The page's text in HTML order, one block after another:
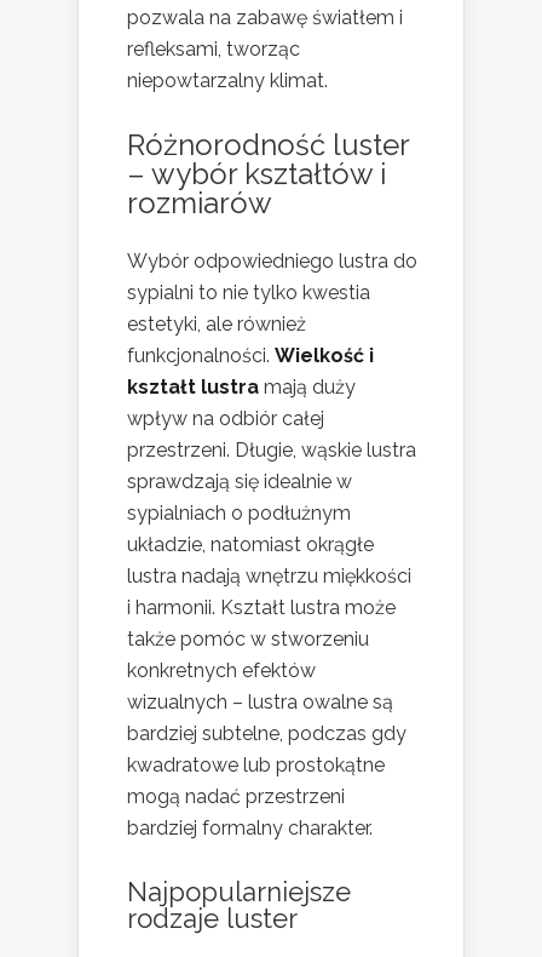
pozwala na zabawę światłem i
refleksami, tworząc
niepowtarzalny klimat.
Różnorodność luster
– wybór kształtów i
rozmiarów
Wybór odpowiedniego lustra do
sypialni to nie tylko kwestia
estetyki, ale również
funkcjonalności. Wielkość i
kształt lustra mają duży
wpływ na odbiór całej
przestrzeni. Długie, wąskie lustra
sprawdzają się idealnie w
sypialniach o podłużnym
układzie, natomiast okrągłe
lustra nadają wnętrzu miękkości
i harmonii. Kształt lustra może
także pomóc w stworzeniu
konkretnych efektów
wizualnych – lustra owalne są
bardziej subtelne, podczas gdy
kwadratowe lub prostokątne
mogą nadać przestrzeni
bardziej formalny charakter.
Najpopularniejsze
rodzaje luster